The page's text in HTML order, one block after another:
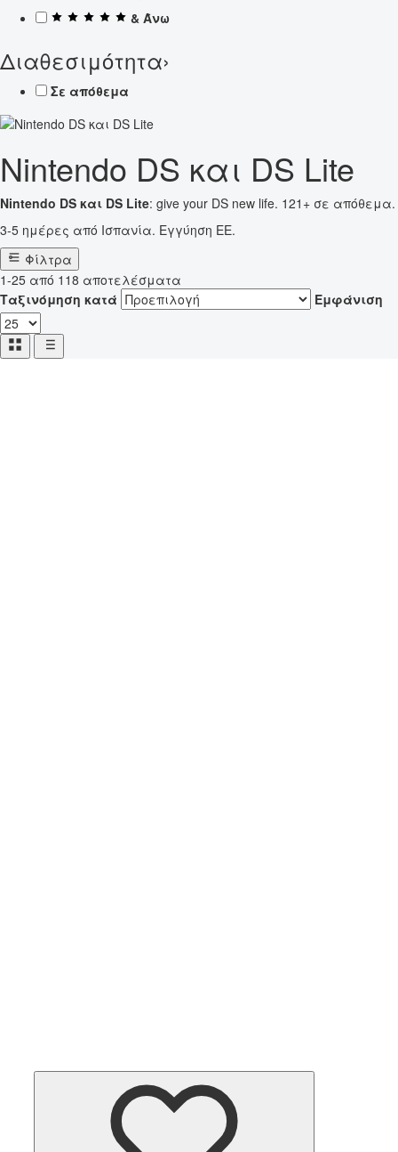
& Άνω
Διαθεσιμότητα›
Σε απόθεμα
Nintendo DS και DS Lite
Nintendo DS και DS Lite: give your DS new life. 121+ σε απόθεμα.
3-5 ημέρες από Ισπανία. Εγγύηση ΕΕ.
Φίλτρα
1-25 από 118 αποτελέσματα
Ταξινόμηση κατά
Εμφάνιση